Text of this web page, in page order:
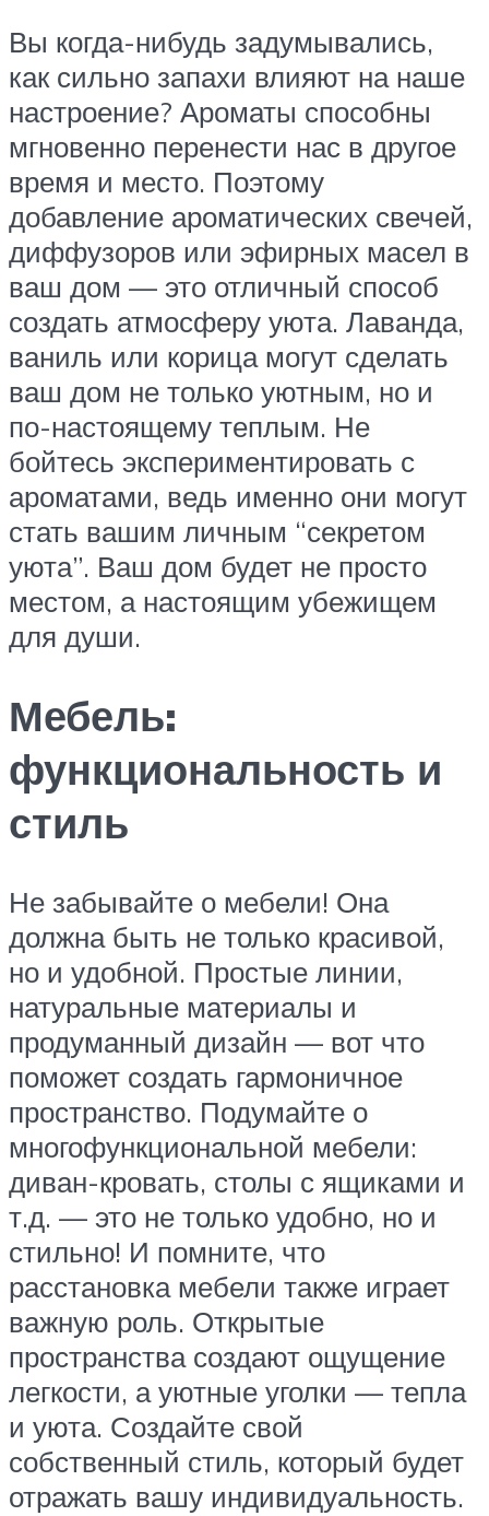
Вы когда-нибудь задумывались,
как сильно запахи влияют на наше
настроение? Ароматы способны
мгновенно перенести нас в другое
время и место. Поэтому
добавление ароматических свечей,
диффузоров или эфирных масел в
ваш дом — это отличный способ
создать атмосферу уюта. Лаванда,
ваниль или корица могут сделать
ваш дом не только уютным, но и
по-настоящему теплым. Не
бойтесь экспериментировать с
ароматами, ведь именно они могут
стать вашим личным “секретом
уюта”. Ваш дом будет не просто
местом, а настоящим убежищем
для души.
Мебель:
функциональность и
стиль
Не забывайте о мебели! Она
должна быть не только красивой,
но и удобной. Простые линии,
натуральные материалы и
продуманный дизайн — вот что
поможет создать гармоничное
пространство. Подумайте о
многофункциональной мебели:
диван-кровать, столы с ящиками и
т.д. — это не только удобно, но и
стильно! И помните, что
расстановка мебели также играет
важную роль. Открытые
пространства создают ощущение
легкости, а уютные уголки — тепла
и уюта. Создайте свой
собственный стиль, который будет
отражать вашу индивидуальность.